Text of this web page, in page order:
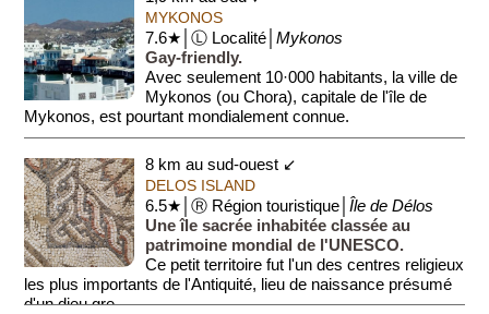
MYKONOS
7.6★│Ⓛ Localité│Mykonos
Gay-friendly.
Avec seulement 10·000 habitants, la ville de
Mykonos (ou Chora), capitale de l'île de
Mykonos, est pourtant mondialement connue.
La ville est fidèle à son image de carte postale...
8 km au sud-ouest ↙
DELOS ISLAND
6.5★│Ⓡ Région touristique│Île de Délos
Une île sacrée inhabitée classée au
patrimoine mondial de l'UNESCO.
Ce petit territoire fut l'un des centres religieux
les plus importants de l'Antiquité, lieu de naissance présumé
d'un dieu gre...